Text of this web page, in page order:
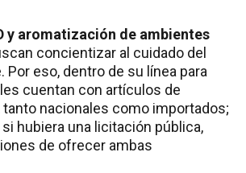
y aromatización de ambientes
concientizar al cuidado del
Por eso, dentro de su línea para
cuentan con artículos de
tanto nacionales como importados;
hubiera una licitación pública,
de ofrecer ambas